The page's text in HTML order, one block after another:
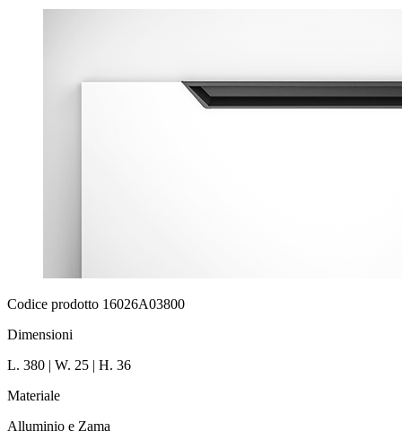
Codice prodotto 16026A03800
Dimensioni
L. 380 | W. 25 | H. 36
Materiale
Alluminio e Zama